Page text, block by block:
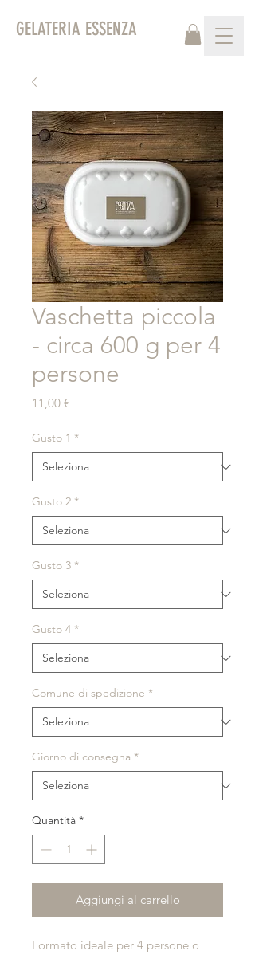
GELATERIA ESSENZA
Vaschetta piccola
- circa 600 g per 4
persone
11,00 €Prezzo
Gusto 1 *
Gusto 2 *
Gusto 3 *
Gusto 4 *
Comune di spedizione *
Giorno di consegna *
Quantità *
Aggiungi al carrello
Formato ideale per 4 persone o